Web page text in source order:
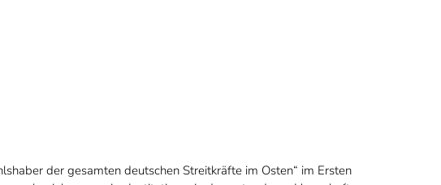
der gesamten deutschen Streitkräfte im Osten“ im Ersten